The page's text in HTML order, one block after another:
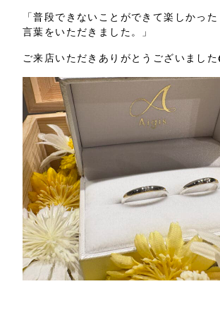
「普段できないことができて楽しかっ
言葉をいただきました。」
ご来店いただきありがとうございました